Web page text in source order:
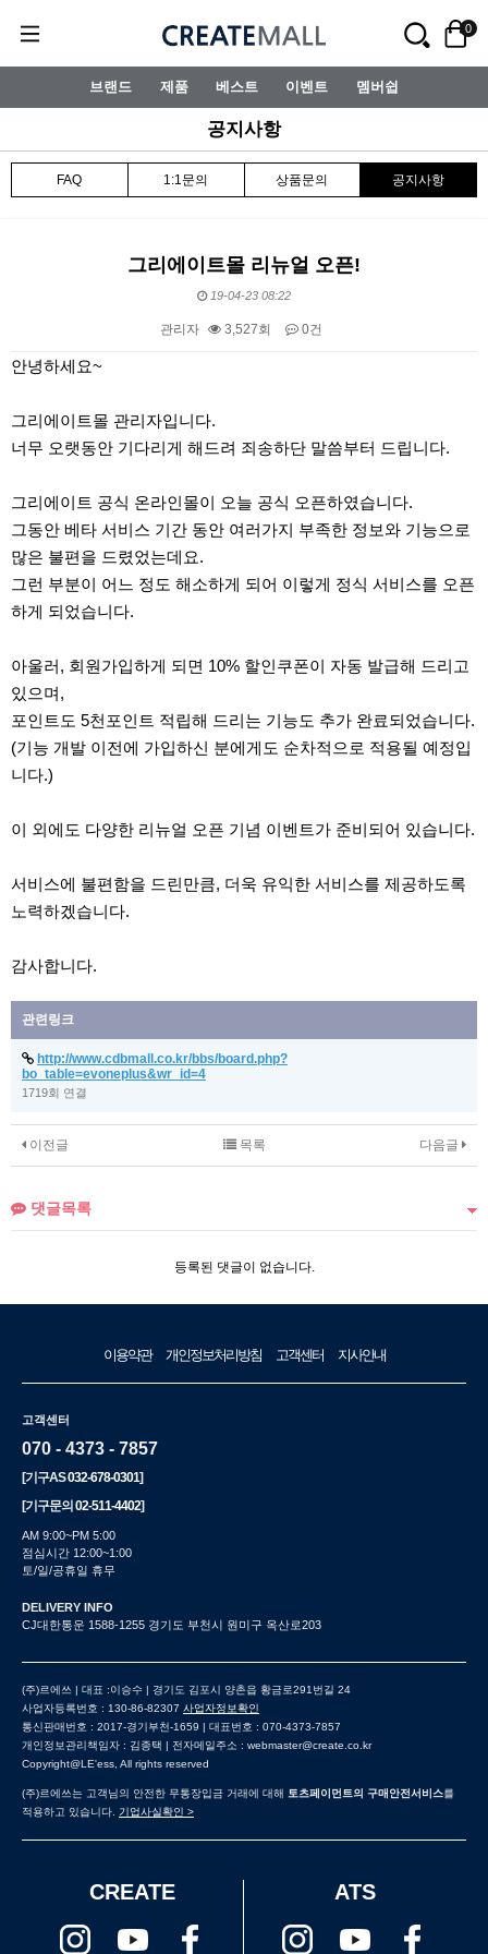
0
브랜드 제품 베스트 이벤트 멤버쉽
공지사항
FAQ 1:1문의 상품문의 공지사항
그리에이트몰 리뉴얼 오픈!
19-04-23 08:22
관리자 3,527회 0건
본문
안녕하세요~
그리에이트몰 관리자입니다.
너무 오랫동안 기다리게 해드려 죄송하단 말씀부터 드립니다.
그리에이트 공식 온라인몰이 오늘 공식 오픈하였습니다.
그동안 베타 서비스 기간 동안 여러가지 부족한 정보와 기능으로
많은 불편을 드렸었는데요.
그런 부분이 어느 정도 해소하게 되어 이렇게 정식 서비스를 오픈
하게 되었습니다.
아울러, 회원가입하게 되면 10% 할인쿠폰이 자동 발급해 드리고
있으며,
포인트도 5천포인트 적립해 드리는 기능도 추가 완료되었습니다.
(기능 개발 이전에 가입하신 분에게도 순차적으로 적용될 예정입
니다.)
이 외에도 다양한 리뉴얼 오픈 기념 이벤트가 준비되어 있습니다.
서비스에 불편함을 드린만큼, 더욱 유익한 서비스를 제공하도록
노력하겠습니다.
감사합니다.
관련링크
http://www.cdbmall.co.kr/bbs/board.php?
bo_table=evoneplus&wr_id=4
1719회 연결
이전글 다음글
목록
댓글목록
등록된 댓글이 없습니다.
이용약관 개인정보처리방침 고객센터 지사안내
고객센터
070 - 4373 - 7857
[기구AS032-678-0301]
[기구문의02-511-4402]
AM 9:00~PM 5:00
점심시간 12:00~1:00
토/일/공휴일 휴무
DELIVERY INFO
CJ대한통운 1588-1255 경기도 부천시 원미구 옥산로203
(주)르에쓰 | 대표 :이승수 | 경기도 김포시 양촌읍 황금로291번길 24
사업자등록번호 : 130-86-82307 사업자정보확인
통신판매번호 : 2017-경기부천-1659 | 대표번호 : 070-4373-7857
개인정보관리책임자 : 김종택 | 전자메일주소 : webmaster@create.co.kr
Copyright@LE'ess, All rights reserved
(주)르에쓰는 고객님의 안전한 무통장입금 거래에 대해 토츠페이먼트의 구매안전서비스를
적용하고 있습니다. 기업사실확인 >
CREATE ATS